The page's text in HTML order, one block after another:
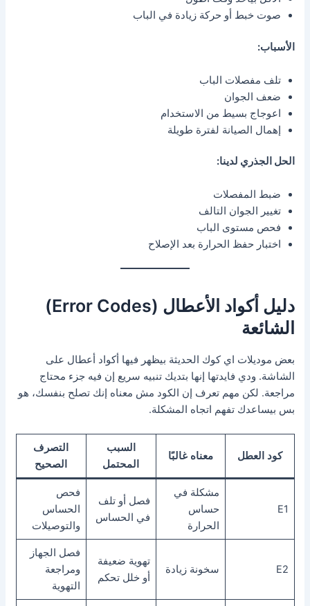
صوت خبط أو حركة زيادة في الباب
الأسباب:
تلف مفصلات الباب
ضعف الجوان
اعوجاج بسيط من الاستخدام
إهمال الصيانة لفترة طويلة
الحل الجذري لدينا:
ضبط المفصلات
تغيير الجوان التالف
فحص مستوى الباب
اختبار حفظ الحرارة بعد الإصلاح
دليل أكواد الأعطال (Error Codes)
الشائعة
بعض موديلات اي كوك الحديثة بيظهر فيها أكواد أعطال على
الشاشة. ودي فايدتها إنها بتديك تنبيه سريع إن فيه جزء محتاج
مراجعة. لكن مهم تعرف إن الكود مش معناه إنك تصلح بنفسك، هو
بس بيساعدك تفهم اتجاه المشكلة.
كود العطل معناه غالبًا
السبب
المحتمل
التصرف
الصحيح
E1
مشكلة في
حساس
الحرارة
فصل أو تلف
في الحساس
فحص
الحساس
والتوصيلات
E2 سخونة زيادة
تهوية ضعيفة
أو خلل تحكم
فصل الجهاز
ومراجعة
التهوية